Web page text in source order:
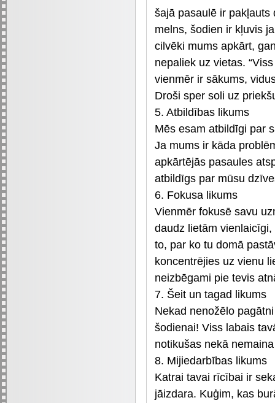
šajā pasaulē ir pakļauts
melns, šodien ir kļuvis
cilvēki mums apkārt,
nepaliek uz vietas.
vienmēr ir sākums,
Droši sper soli uz
5. Atbildības likums
Mēs esam atbildīgi par
Ja mums ir kāda
apkārtējās pasaules
atbildīgs par mūsu
6. Fokusa likums
Vienmēr fokusē savu
daudz lietām
to, par ko tu domā
koncentrējies uz vienu
neizbēgami pie tevis
7. Šeit un tagad likums
Nekad nenožēlo
šodienai! Viss labais
notikušas nekā
8. Mijiedarbības likums
Katrai tavai rīcībai ir
jāizdara. Kuģim, kas